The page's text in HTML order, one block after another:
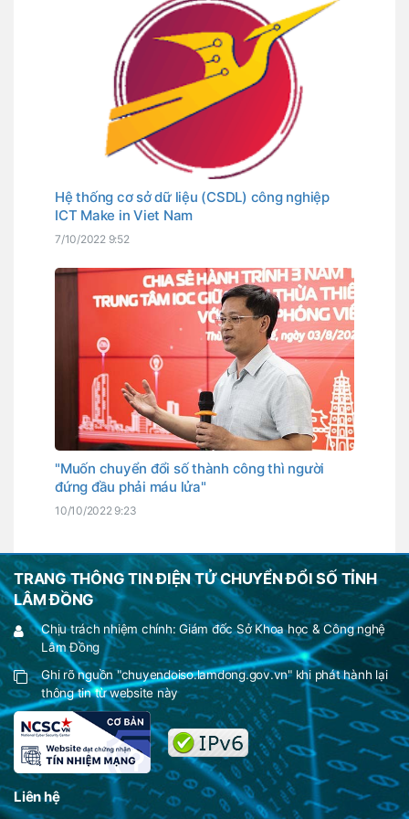
Hệ thống cơ sở dữ liệu (CSDL) công nghiệp
ICT Make in Viet Nam
7/10/2022 9:52
"Muốn chuyển đổi số thành công thì người
đứng đầu phải máu lửa"
10/10/2022 9:23
TRANG THÔNG TIN ĐIỆN TỬ CHUYỂN ĐỔI SỐ TỈNH
LÂM ĐỒNG
Chịu trách nhiệm chính: Giám đốc Sở Khoa học & Công nghệ
Lâm Đồng
Ghi rõ nguồn "chuyendoiso.lamdong.gov.vn" khi phát hành lại
thông tin từ website này
Liên hệ